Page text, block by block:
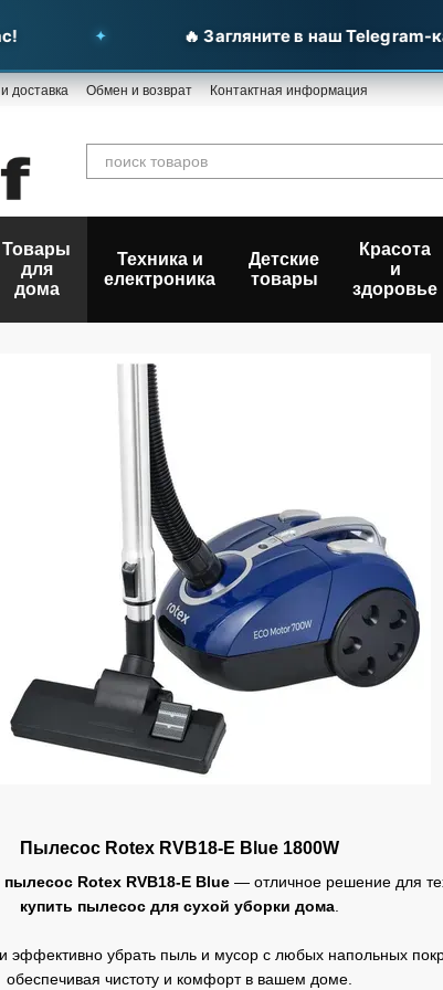
🔥 Загляните в наш Telegram-
доставка Обмен и возврат Контактная информация
Товары
для
дома
Техника и
електроника
Детские
товары
Красота
и
здоровье
Пылесос Rotex RVB18-E Blue 1800W
пылесос Rotex RVB18-E Blue — отличное решение для
купить пылесос для сухой уборки дома.
эффективно убрать пыль и мусор с любых напольных
обеспечивая чистоту и комфорт в вашем доме.